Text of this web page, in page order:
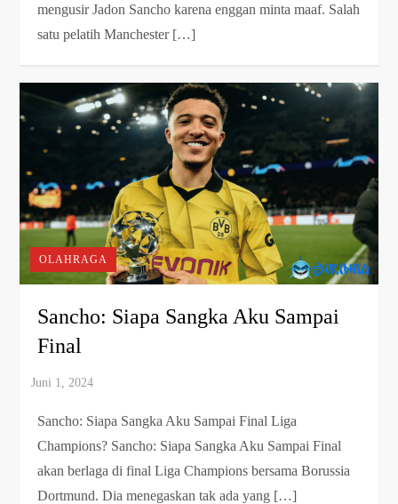
mengusir Jadon Sancho karena enggan minta maaf. Salah
satu pelatih Manchester […]
OLAHRAGA
Sancho: Siapa Sangka Aku Sampai
Final
Sancho: Siapa Sangka Aku Sampai Final Liga
Champions? Sancho: Siapa Sangka Aku Sampai Final
akan berlaga di final Liga Champions bersama Borussia
Dortmund. Dia menegaskan tak ada yang […]